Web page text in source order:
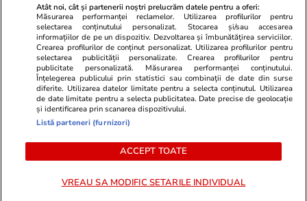
Actualizare preferințe cookies
Atât noi, cât și partenerii noștri prelucrăm datele pentru a oferi:
Măsurarea performanței reclamelor. Utilizarea profilurilor pentru
selectarea conținutului personalizat. Stocarea și/sau accesarea
informațiilor de pe un dispozitiv. Dezvoltarea și îmbunătățirea serviciilor.
Crearea profilurilor de conținut personalizat. Utilizarea profilurilor pentru
selectarea publicității personalizate. Crearea profilurilor pentru
publicitate personalizată. Măsurarea performanței conținutului.
Înțelegerea publicului prin statistici sau combinații de date din surse
diferite. Utilizarea datelor limitate pentru a selecta conținutul. Utilizarea
de date limitate pentru a selecta publicitatea. Date precise de geolocație
și identificarea prin scanarea dispozitivului.
Listă parteneri (furnizori)
ACCEPT TOATE
VREAU SA MODIFIC SETARILE INDIVIDUAL